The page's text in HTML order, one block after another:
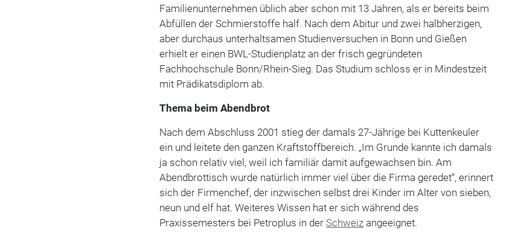
Familienunternehmen üblich aber schon mit 13 Jahren, als er bereits beim
Abfüllen der Schmierstoffe half. Nach dem Abitur und zwei halbherzigen,
aber durchaus unterhaltsamen Studienversuchen in Bonn und Gießen
erhielt er einen BWL-­Studienplatz an der frisch gegründeten
Fachhochschule Bonn/Rhein-Sieg. Das Studium schloss er in Mindestzeit
mit ­Prädikatsdiplom ab.
Thema beim Abendbrot
Nach dem Abschluss 2001 stieg der damals 27-Jährige bei Kuttenkeuler
ein und leitete den ganzen Kraftstoffbereich. „Im Grunde kannte ich damals
ja schon relativ viel, weil ich familiär damit aufgewachsen bin. Am
Abendbrottisch wurde natürlich immer viel über die Firma geredet“, erinnert
sich der Firmenchef, der inzwischen selbst drei Kinder im Alter von sieben,
neun und elf hat. Weiteres Wissen hat er sich während des
Praxissemesters bei Petroplus in der Schweiz angeeignet.